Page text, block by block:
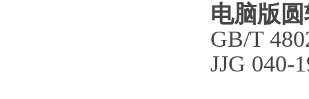
电脑版
GB/T
JJG 040-